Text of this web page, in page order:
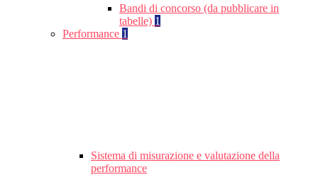
Bandi di concorso (da pubblicare in
tabelle) 1
Performance 1
Sistema di misurazione e valutazione della
performance